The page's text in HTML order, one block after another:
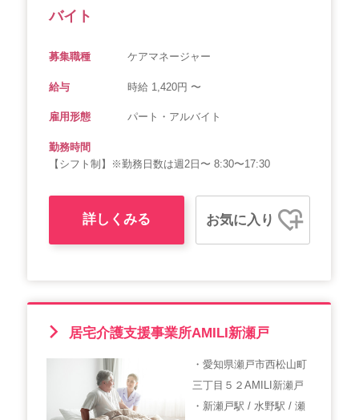
バイト
募集職種 ケアマネージャー
給与 時給 1,420円 〜
雇用形態 パート・アルバイト
勤務時間
【シフト制】※勤務日数は週2日〜 8:30〜17:30
詳しくみる お気に入り
居宅介護支援事業所AMILI新瀬戸
・愛知県瀬戸市西松山町
三丁目５２AMILI新瀬戸
・新瀬戸駅 / 水野駅 / 瀬